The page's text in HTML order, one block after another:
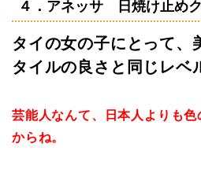
４．アネッサ 日焼け止め
タイの女の子にとって、
タイルの良さと同じレベ
芸能人なんて、日本人よりも
からね。